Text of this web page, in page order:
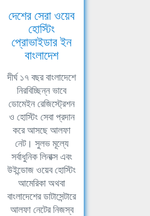
দেশের সেরা ওয়েব
হোস্টিং
প্রোভাইডার ইন
বাংলাদেশ
দীর্ঘ ১৭ বছর বাংলাদেশে
নিরবিচ্ছিন্ন ভাবে
ডোমেইন রেজিস্ট্রেশন
ও হোস্টিং সেবা প্রদান
করে আসছে আলফা
নেট। সুলভ মূল্যে
সর্বাধুনিক লিনাক্স এবং
উইন্ডোজ ওয়েব হোস্টিং
আমেরিকা অথবা
বাংলাদেশের ডাটাসেন্টারে
আলফা নেটের নিজস্ব